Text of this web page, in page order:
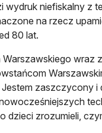
niefiskalny z
na rzecz
80 lat.
wraz
zaszczycony i
dzieci zrozumieli,